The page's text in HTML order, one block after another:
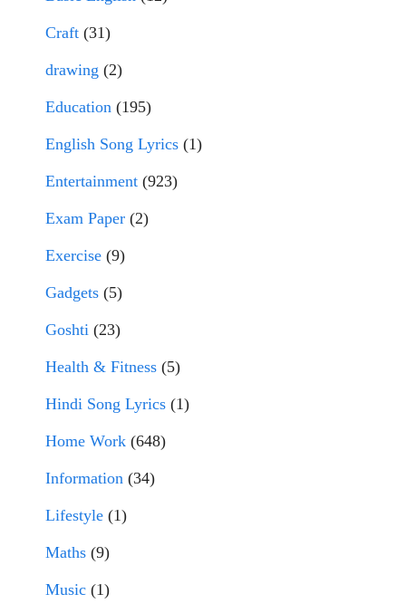
Craft (31)
drawing (2)
Education (195)
English Song Lyrics (1)
Entertainment (923)
Exam Paper (2)
Exercise (9)
Gadgets (5)
Goshti (23)
Health & Fitness (5)
Hindi Song Lyrics (1)
Home Work (648)
Information (34)
Lifestyle (1)
Maths (9)
Music (1)